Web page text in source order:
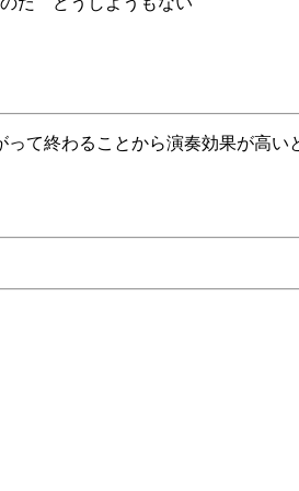
て終わることから演奏効果が高い